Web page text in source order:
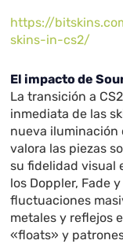
https://
skins-in-cs2/
El impacto de
La transición a
inmediata de las
nueva iluminación
valora las piezas
su fidelidad visual
los Doppler, Fade
fluctuaciones
metales y reflejos
«floats» y